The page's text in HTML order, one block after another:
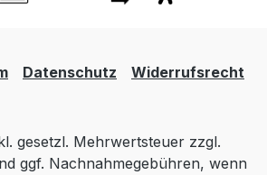
Datenschutz Widerrufsrecht
gesetzl. Mehrwertsteuer zzgl.
ggf. Nachnahmegebühren, wenn